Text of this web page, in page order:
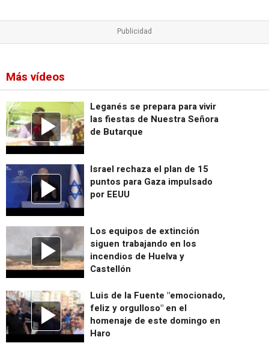
Más vídeos
Leganés se prepara para vivir
las fiestas de Nuestra Señora
de Butarque
Israel rechaza el plan de 15
puntos para Gaza impulsado
por EEUU
Los equipos de extinción
siguen trabajando en los
incendios de Huelva y
Castellón
Luis de la Fuente "emocionado,
feliz y orgulloso" en el
homenaje de este domingo en
Haro